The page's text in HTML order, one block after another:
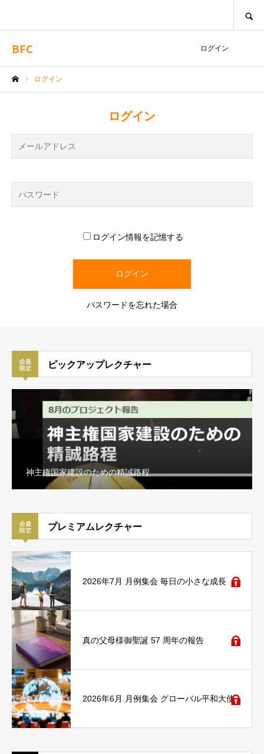
BFC ログイン
ログイン
ログイン
ログイン情報を記憶する
パスワードを忘れた場合
ピックアップレクチャー
神主権国家建設のための精誠路程
プレミアムレクチャー
2026年7月 月例集会 毎日の小さな成長
真の父母様御聖誕 57 周年の報告
2026年6月 月例集会 グローバル平和大使